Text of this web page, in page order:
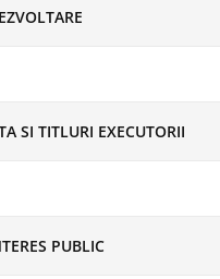
SI TITLURI EXECUTORII
PUBLIC